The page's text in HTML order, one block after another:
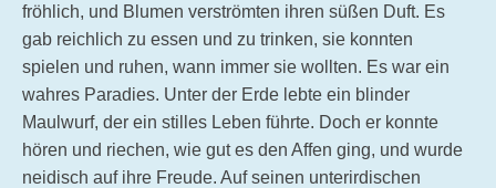
fröhlich, und Blumen verströmten ihren süßen Duft. Es
gab reichlich zu essen und zu trinken, sie konnten
spielen und ruhen, wann immer sie wollten. Es war ein
wahres Paradies. Unter der Erde lebte ein blinder
Maulwurf, der ein stilles Leben führte. Doch er konnte
hören und riechen, wie gut es den Affen ging, und wurde
neidisch auf ihre Freude. Auf seinen unterirdischen